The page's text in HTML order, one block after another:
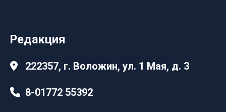
Редакция
222357, г. Воложин, ул. 1 Мая, д. 3
8-01772 55392